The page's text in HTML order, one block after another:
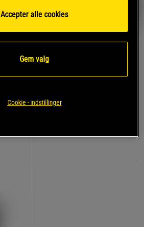
Remme af læder
Accepter alle cookies
Gem valg
Cookie - indstillinger